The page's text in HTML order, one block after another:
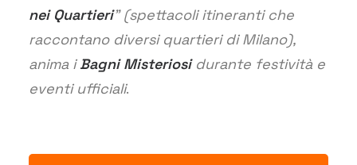
nei Quartieri” (spettacoli itineranti che
raccontano diversi quartieri di Milano),
anima iBagni Misteriosi durante festività e
eventi ufficiali.